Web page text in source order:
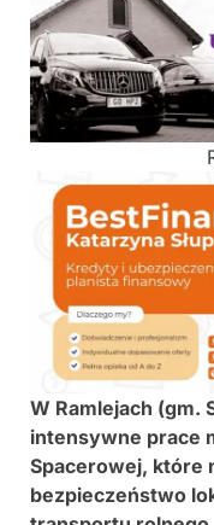
W Ramlejach (gm.
intensywne prace
Spacerowej, które
bezpieczeństwo